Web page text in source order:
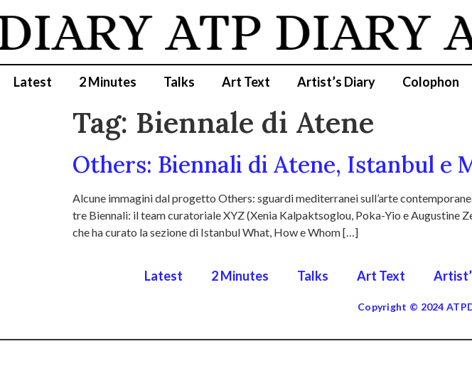
ATP DIARY
Latest 2 Minutes Talks Art Text Artist’s Diary Colophon
Tag: Biennale di Atene
Others: Biennali di Atene, Istanbul e
Alcune immagini dal progetto Others: sguardi mediterranei sull’arte
tre Biennali: il team curatoriale XYZ (Xenia Kalpaktsoglou, Poka-Yio e Augustine
che ha curato la sezione di Istanbul What, How e Whom […]
Latest 2 Minutes Talks Art Text
Copyright © 2024